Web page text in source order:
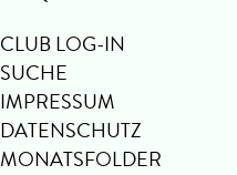
CLUB LOG-IN
SUCHE
IMPRESSUM
DATENSCHUTZ
MONATSFOLDER